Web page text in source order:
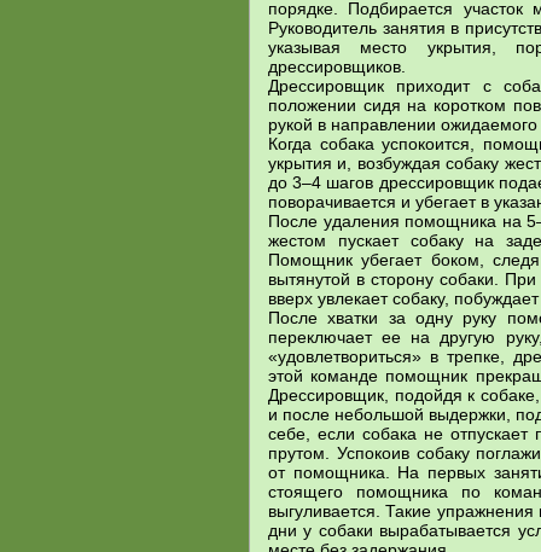
порядке. Подбирается участок
Руководитель занятия в
указывая место укрытия,
дрессировщиков.
Дрессировщик приходит с
положении сидя на коротком
рукой в направлении
Когда собака успокоится,
укрытия и, возбуждая собаку
до 3–4 шагов дрессировщик
поворачивается и убегает в
После удаления помощника на
жестом пускает собаку на
Помощник убегает боком,
вытянутой в сторону собаки.
вверх увлекает собаку,
После хватки за одну руку
переключает ее на другую
«удовлетвориться» в трепке,
этой команде помощник
Дрессировщик, подойдя к собаке,
и после небольшой выдержки,
себе, если собака не
прутом. Успокоив собаку
от помощника. На первых
стоящего помощника по
выгуливается. Такие
дни у собаки вырабатывается